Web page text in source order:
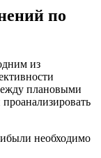
по
из
плановыми
необходимо